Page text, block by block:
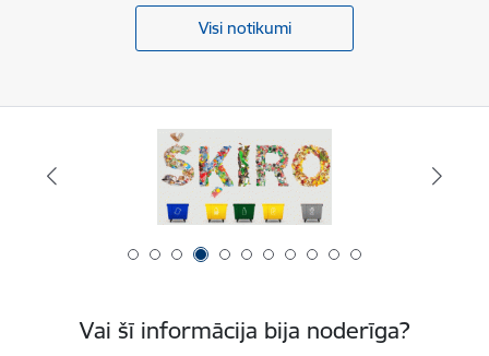
Visi notikumi
Vai šī informācija bija noderīga?